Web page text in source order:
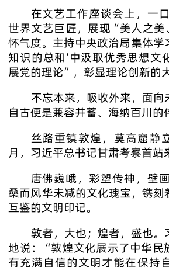
在文艺工作座谈会上，一
世界文艺巨匠，展现“美人之
怀气度。主持中央政治局集体学
知识的总和’中汲取优秀思想文
展党的理论”，彰显理论创新的
不忘本来，吸收外来，面向
自古便是兼容并蓄、海纳百川的
丝路重镇敦煌，莫高窟静
月，习近平总书记甘肃考察首站
唐佛巍峨，彩塑传神，
桑而风华未减的文化瑰宝，镌刻
互鉴的文明印记。
敦者，大也；煌者，盛也。
地说：“敦煌文化展示了中华民
有充满自信的文明才能在保持